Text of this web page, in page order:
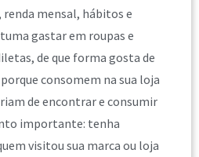
mensal, hábitos e
gastar em roupas e
de que forma gosta de
consomem na sua loja
de encontrar e consumir
importante: tenha
visitou sua marca ou loja